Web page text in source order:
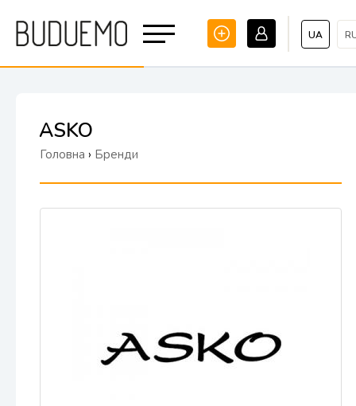
UA
ASKO
Головна › Бренди